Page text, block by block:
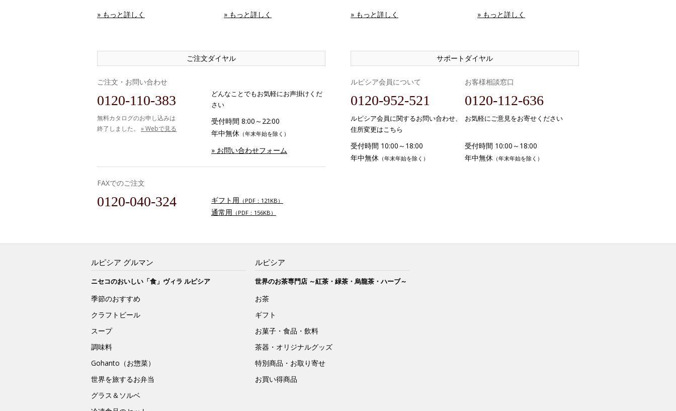
» もっと詳しく » もっと詳しく » もっと詳しく » もっと詳しく
ご注文ダイヤル
ご注文・お問い合わせ
0120-110-383
無料カタログのお申し込みは
終了しました。 » Webで見る
どんなことでもお気軽にお声掛けくだ
さい
受付時間 8:00～22:00
年中無休 （年末年始を除く）
» お問い合わせフォーム
FAXでのご注文
0120-040-324 ギフト用 （PDF：121KB）
通常用 （PDF：156KB）
サポートダイヤル
ルピシア会員について
0120-952-521
ルピシア会員に関するお問い合わせ、
住所変更はこちら
受付時間 10:00～18:00
年中無休 （年末年始を除く）
お客様相談窓口
0120-112-636
お気軽にご意見をお寄せください
受付時間 10:00～18:00
年中無休 （年末年始を除く）
ルピシア グルマン
ニセコのおいしい「食」ヴィラ ルピシア
季節のおすすめ
クラフトビール
スープ
調味料
Gohanto（お惣菜）
世界を旅するお弁当
グラス＆ソルベ
ルピシア
世界のお茶専門店 ～紅茶・緑茶・烏龍茶・ハーブ～
お茶
ギフト
お菓子・食品・飲料
茶器・オリジナルグッズ
特別商品・お取り寄せ
お買い得商品